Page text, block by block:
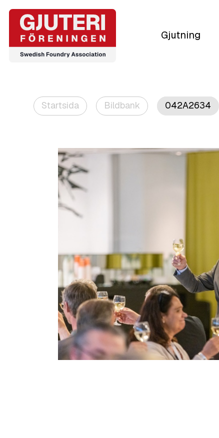
Gjutning
Startsida Bildbank 042A2634